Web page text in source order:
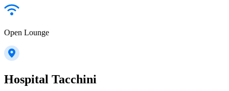
Open Lounge
Hospital Tacchini